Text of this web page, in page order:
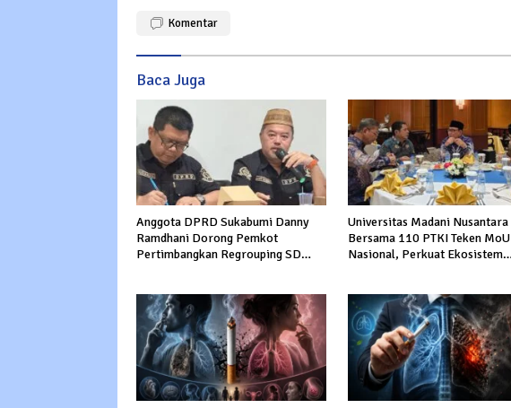
Komentar
Baca Juga
Anggota DPRD Sukabumi Danny
Ramdhani Dorong Pemkot
Pertimbangkan Regrouping SD
Universitas Madani Nusantara
Bersama 110 PTKI Teken MoU
Nasional, Perkuat Ekosistem